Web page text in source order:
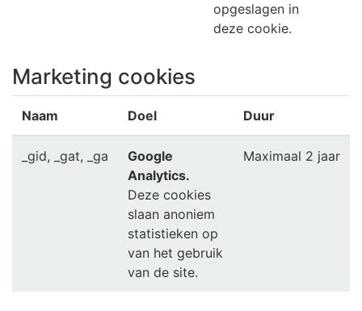
opgeslagen in
deze cookie.
Marketing cookies
Naam Doel Duur
_gid, _gat, _ga
Google
Analytics.
Deze cookies
slaan anoniem
statistieken op
van het gebruik
van de site.
Maximaal 2 jaar